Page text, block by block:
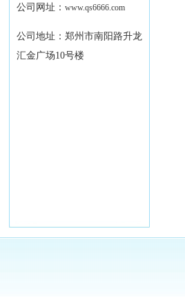
公司网址： www.qs6666.com
公司地址：郑州市南阳路升龙
汇金广场10号楼